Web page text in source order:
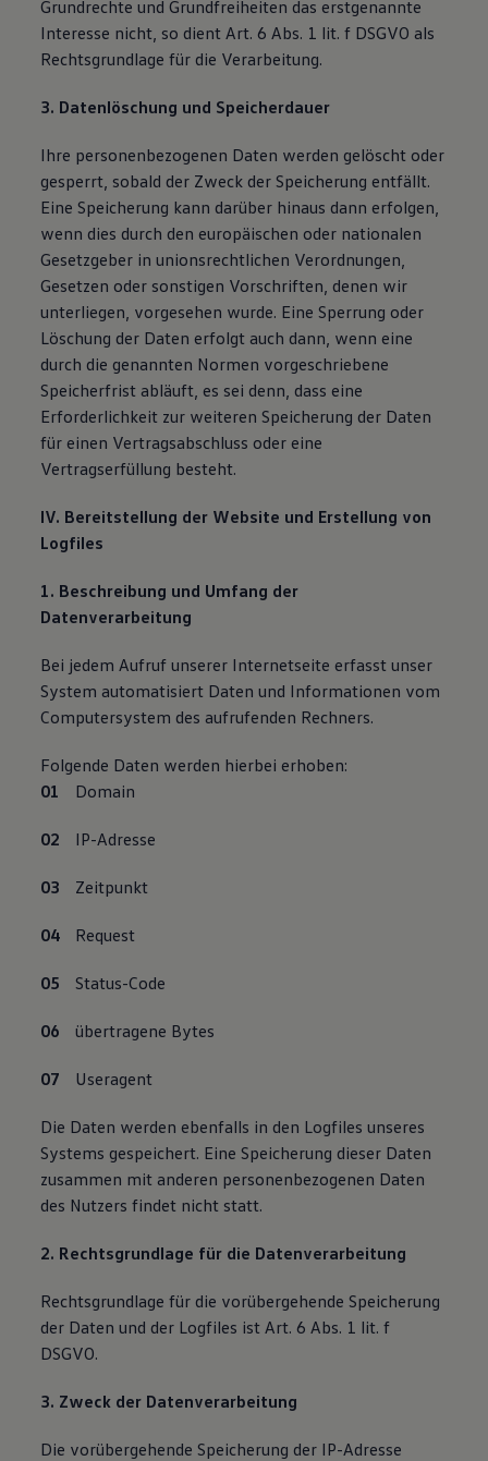
Grundrechte und Grundfreiheiten das erstgenannte
Interesse nicht, so dient Art. 6 Abs. 1 lit. f DSGVO als
Rechtsgrundlage für die Verarbeitung.
3. Datenlöschung und Speicherdauer
Ihre personenbezogenen Daten werden gelöscht oder
gesperrt, sobald der Zweck der Speicherung entfällt.
Eine Speicherung kann darüber hinaus dann erfolgen,
wenn dies durch den europäischen oder nationalen
Gesetzgeber in unionsrechtlichen Verordnungen,
Gesetzen oder sonstigen Vorschriften, denen wir
unterliegen, vorgesehen wurde. Eine Sperrung oder
Löschung der Daten erfolgt auch dann, wenn eine
durch die genannten Normen vorgeschriebene
Speicherfrist abläuft, es sei denn, dass eine
Erforderlichkeit zur weiteren Speicherung der Daten
für einen Vertragsabschluss oder eine
Vertragserfüllung besteht.
IV. Bereitstellung der Website und Erstellung von
Logfiles
1. Beschreibung und Umfang der
Datenverarbeitung
Bei jedem Aufruf unserer Internetseite erfasst unser
System automatisiert Daten und Informationen vom
Computersystem des aufrufenden Rechners.
Folgende Daten werden hierbei erhoben:
Domain
IP-Adresse
Zeitpunkt
Request
Status-Code
übertragene Bytes
Useragent
Die Daten werden ebenfalls in den Logfiles unseres
Systems gespeichert. Eine Speicherung dieser Daten
zusammen mit anderen personenbezogenen Daten
des Nutzers findet nicht statt.
2. Rechtsgrundlage für die Datenverarbeitung
Rechtsgrundlage für die vorübergehende Speicherung
der Daten und der Logfiles ist Art. 6 Abs. 1 lit. f
DSGVO.
3. Zweck der Datenverarbeitung
Die vorübergehende Speicherung der IP-Adresse